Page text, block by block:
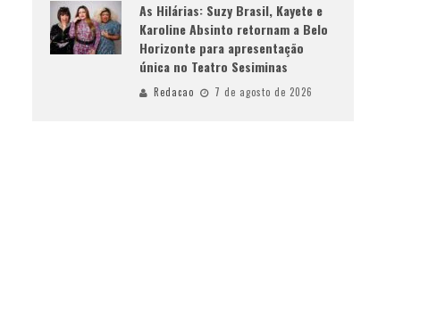
As Hilárias: Suzy Brasil, Kayete e
Karoline Absinto retornam a Belo
Horizonte para apresentação
única no Teatro Sesiminas
Redacao 7 de agosto de 2026